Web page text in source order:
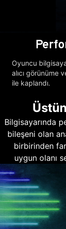
Oyuncu
alıcı görünüme
ile kaplandı.
Bilgisayarında
bileşeni olan
birbirinden
uygun olanı